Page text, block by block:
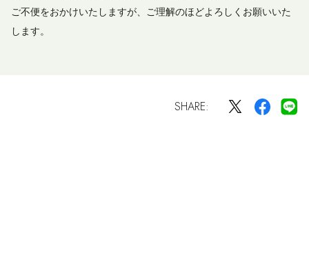
ご不便をおかけいたしますが、ご理解のほどよろしくお願いいた
します。
SHARE: